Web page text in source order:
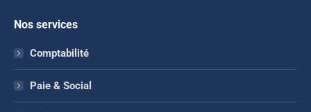
Nos services
Comptabilité
Paie & Social